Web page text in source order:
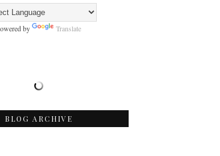
by Translate
BLOG ARCHIVE